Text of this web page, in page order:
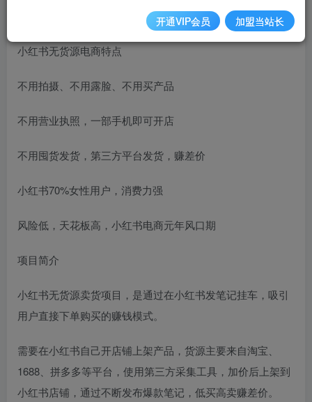
小红书无货源电商特点
不用拍摄、不用露脸、不用买产品
不用营业执照，一部手机即可开店
不用囤货发货，第三方平台发货，赚差价
小红书70%女性用户，消费力强
风险低，天花板高，小红书电商元年风口期
项目简介
小红书无货源卖货项目，是通过在小红书发笔记挂车，吸引
用户直接下单购买的赚钱模式。
需要在小红书自己开店铺上架产品，货源主要来自淘宝、
1688、拼多多等平台，使用第三方采集工具，加价后上架到
小红书店铺，通过不断发布爆款笔记，低买高卖赚差价。
开通VIP会员 加盟当站长